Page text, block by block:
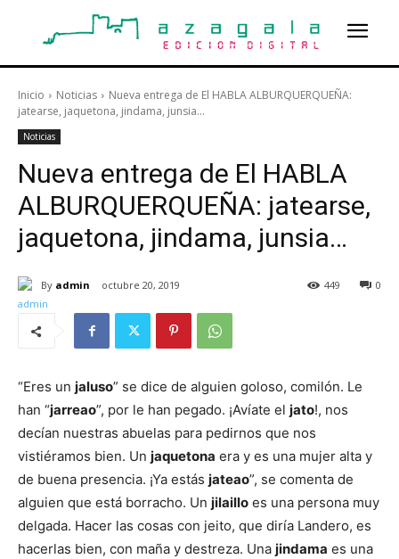
Inicio Noticias
Nueva entrega de El HABLA ALBURQUERQUEÑA:
jatearse, jaquetona, jindama, junsia...
Noticias
Nueva entrega de El HABLA
ALBURQUERQUEÑA: jatearse,
jaquetona, jindama, junsia…
By admin octubre 20, 2019 0
449
“Eres un jaluso” se dice de alguien goloso, comilón. Le
han “jarreao”, por le han pegado. ¡Avíate el jato!, nos
decían nuestras abuelas para pedirnos que nos
vistiéramos bien. Un jaquetona era y es una mujer alta y
de buena presencia. ¡Ya estás jateao”, se comenta de
alguien que está borracho. Un jilaillo es una persona muy
delgada. Hacer las cosas con jeito, que diría Landero, es
hacerlas bien, con maña y destreza. Una jindama es una